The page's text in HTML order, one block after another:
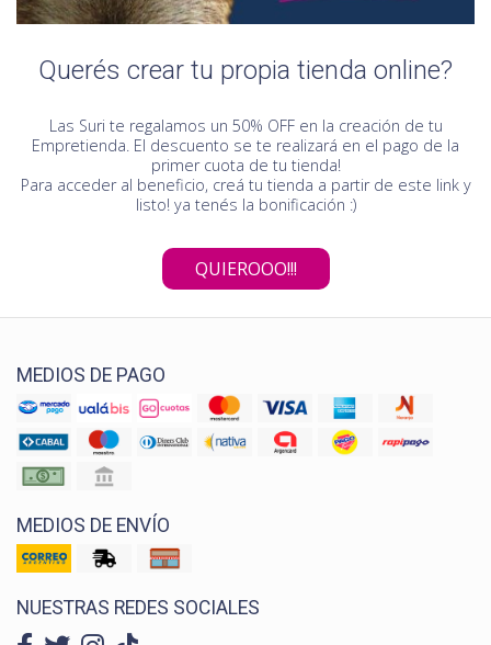
Querés crear tu propia tienda online?
Las Suri te regalamos un 50% OFF en la creación de tu
Empretienda. El descuento se te realizará en el pago de la
primer cuota de tu tienda!
Para acceder al beneficio, creá tu tienda a partir de este link y
listo! ya tenés la bonificación :)
QUIEROOO!!!
MEDIOS DE PAGO
MEDIOS DE ENVÍO
NUESTRAS REDES SOCIALES